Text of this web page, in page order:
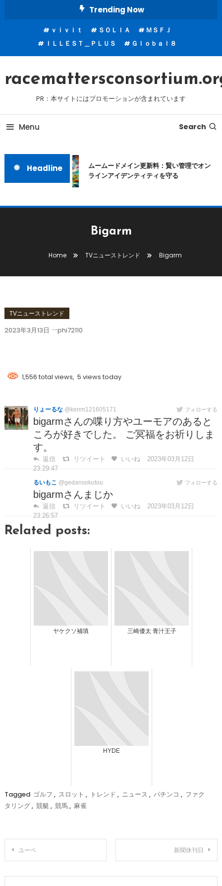
Trending Now
ｖｉｖｉｔ ＳＯＬＩＡ
ＭＳＦＪ
ＩＬＬＥＳＴ＿ＰＬＵＳ
Ｇｌｏｂａｌ８
PR：本サイトにはプロモーションが含まれています
Menu Search
Headline
ムームードメイン更新料：賢い管理でオン
ラインアイデンティティを守る
Bigarm
Home TVニューストレンド Bigarm
TVニューストレンド
2023年3月13日 phi72110
1,556 total views, 5 views today
りょーるな @kenm121605171 フォローする
bigarmさんの喋り方やユーモアのあると
ころが好きでした。 ご冥福をお祈りしま
す。
返信 リツイート いいね
2023年03月12日
23:29:47
るいもこ @gedansokutou フォローする
bigarmさんまじか
返信 リツイート いいね
2023年03月12日
23:26:57
Related posts:
ヤケクソ補填 三崎優太 青汁王子
HYDE
Tagged ゴルフ , スロット , トレンド , ニュース , パチンコ , ファク
タリング, 競艇 , 競馬, 麻雀
投
稿
ユーベ 新聞休刊日